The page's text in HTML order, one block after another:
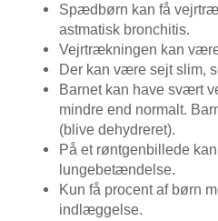
Spædbørn kan få
astmatisk bronchitis.
Vejrtrækningen kan
Der kan være sejt slim,
Barnet kan have svært
mindre end normalt.
(blive dehydreret).
På et røntgenbillede
lungebetændelse.
Kun få procent af børn
indlæggelse.